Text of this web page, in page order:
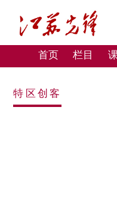
首页 栏目
特区创客